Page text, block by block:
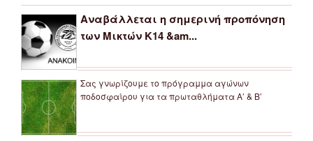
Αναβάλλεται η σημερινή προπόνηση
των Μικτών Κ14 &am...
Σας γνωρίζουμε το πρόγραμμα αγώνων
ποδοσφαίρου για τα πρωταθλήματα Α’ & Β’